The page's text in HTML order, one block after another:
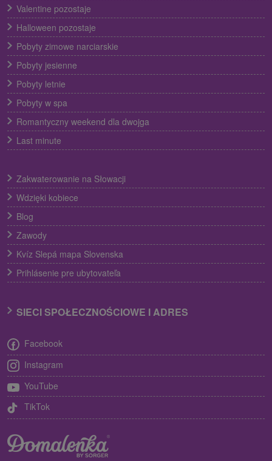
Valentine pozostaje
Halloween pozostaje
Pobyty zimowe narciarskie
Pobyty jesienne
Pobyty letnie
Pobyty w spa
Romantyczny weekend dla dwojga
Last minute
Zakwaterowanie na Słowacji
Wdzięki kobiece
Blog
Zawody
Kvíz Slepá mapa Slovenska
Prihlásenie pre ubytovateľa
SIECI SPOŁECZNOŚCIOWE I ADRES
Facebook
Instagram
YouTube
TikTok